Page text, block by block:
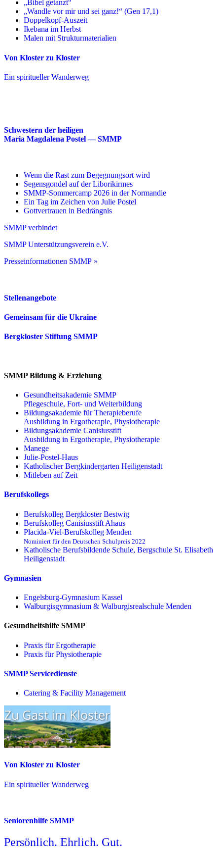
„Bibel getanzt“
„Wandle vor mir und sei ganz!“ (Gen 17,1)
Doppelkopf-Auszeit
Ikebana im Herbst
Malen mit Strukturmaterialien
Von Kloster zu Kloster
Ein spiritueller Wanderweg
Schwestern der heiligen
Maria Magdalena Postel — SMMP
Wenn die Rast zum Begegnungsort wird
Segensgondel auf der Liborikirmes
SMMP-Sommercamp 2026 in der Normandie
Ein Tag im Zeichen von Julie Postel
Gottvertrauen in Bedrängnis
SMMP verbindet
SMMP Unterstützungsverein e.V.
Presseinformationen SMMP »
Stellenangebote
Gemeinsam für die Ukraine
Bergkloster Stiftung SMMP
SMMP Bildung & Erziehung
Gesundheitsakademie SMMP
Pflegeschule, Fort- und Weiterbildung
Bildungsakademie für Therapieberufe
Ausbildung in Ergotherapie, Physiotherapie
Bildungsakademie Canisiusstift
Ausbildung in Ergotherapie, Physiotherapie
Manege
Julie-Postel-Haus
Katholischer Bergkindergarten Heiligenstadt
Mitleben auf Zeit
Berufskollegs
Berufskolleg Bergkloster Bestwig
Berufskolleg Canisiusstift Ahaus
Placida-Viel-Berufskolleg Menden
Nominiert für den Deutschen Schulpreis 2022
Katholische Berufsbildende Schule, Bergschule St. Elisabeth
Heiligenstadt
Gymnasien
Engelsburg-Gymnasium Kassel
Walburgisgymnasium & Walburgisrealschule Menden
Gesundheitshilfe SMMP
Praxis für Ergo­therapie
Praxis für Physio­therapie
SMMP Servicedienste
Catering & Facility Management
Von Kloster zu Kloster
Ein spiritueller Wanderweg
Seniorenhilfe SMMP
Persönlich. Ehrlich. Gut.